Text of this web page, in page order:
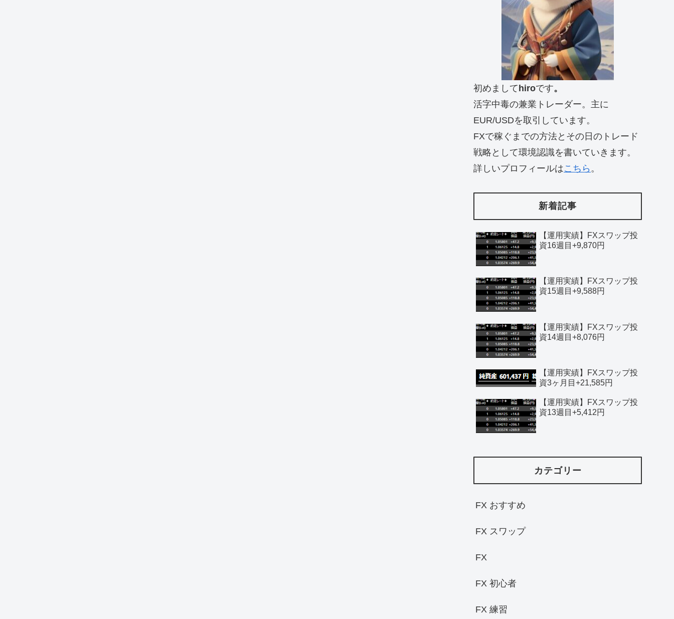
初めましてhiroです。
活字中毒の兼業トレーダー。主に
EUR/USDを取引しています。
FXで稼ぐまでの方法とその日のトレード
戦略として環境認識を書いていきます。
詳しいプロフィールはこちら 。
新着記事
【運用実績】FXスワップ投
資16週目+9,870円
【運用実績】FXスワップ投
資15週目+9,588円
【運用実績】FXスワップ投
資14週目+8,076円
【運用実績】FXスワップ投
資3ヶ月目+21,585円
【運用実績】FXスワップ投
資13週目+5,412円
カテゴリー
FX おすすめ
FX スワップ
FX
FX 初心者
FX 練習